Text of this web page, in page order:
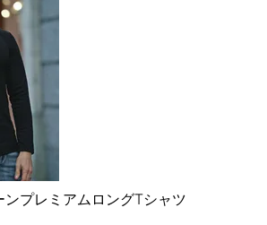
ンプレミアムロングTシャツ